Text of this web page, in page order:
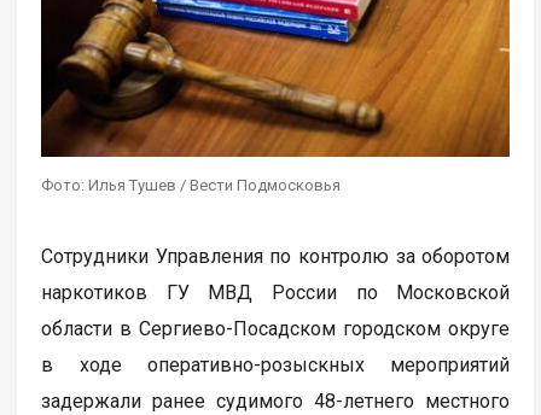
Фото: Илья Тушев / Вести Подмосковья
Сотрудники Управления по контролю за оборотом
наркотиков ГУ МВД России по Московской
области в Сергиево-Посадском городском округе
в ходе оперативно-розыскных мероприятий
задержали ранее судимого 48-летнего местного